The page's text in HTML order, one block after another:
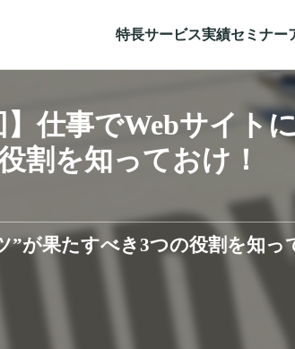
特長サービス実績セミナー
】仕事でWebサイト
割を知っておけ！
”が果たすべき3つの役割を知